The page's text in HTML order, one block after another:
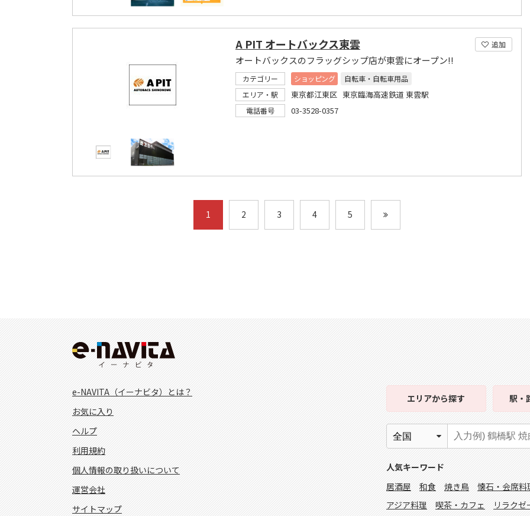
追加
A PIT オートバックス東雲
オートバックスのフラッグシップ店が東雲にオープン!!
カテゴリー ショッピング
自転車・自転車用品
エリア・駅
東京都江東区 東京臨海高速鉄道 東雲駅
電話番号 03-3528-0357
1 2 3 4 5
e-NAVITA（イーナビタ）とは？
お気に入り
ヘルプ
利用規約
個人情報の取り扱いについて
運営会社
サイトマップ
エリアから探す 駅・
人気キーワード
居酒屋
和食 焼き鳥 懐石・会席料
アジア料理
喫茶・カフェ リラクゼ